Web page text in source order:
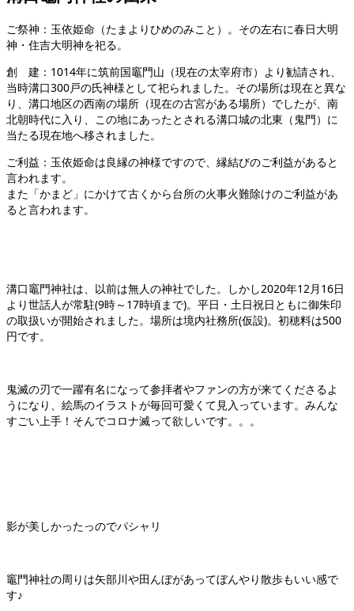
ご祭神：玉依姫命（たまよりひめのみこと）。その左右に春日大明
神・住吉大明神を祀る。
創 建：1014年に筑前国竈門山（現在の太宰府市）より勧請され、
当時溝口300戸の氏神様として祀られました。その場所は現在と異な
り、溝口地区の西南の場所（現在の古宮がある場所）でしたが、南
北朝時代に入り、この地にあったとされる溝口城の北東（鬼門）に
当たる現在地へ移されました。
ご利益：玉依姫命は良縁の神様ですので、縁結びのご利益があると
言われます。
また「かまど」にかけて古くから台所の火事火難除けのご利益があ
ると言われます。
溝口竈門神社は、以前は無人の神社でした。しかし2020年12月16日
より世話人が常駐(9時～17時頃まで)。平日・土日祝日ともに御朱印
の取扱いが開始されました。場所は境内社務所(仮設)。初穂料は500
円です。
鬼滅の刃で一躍有名になって参拝者やファンの方が来てくださるよ
うになり、絵馬のイラストが毎回可愛くて見入っています。みんな
すごい上手！そんでコロナ滅って欲しいです。。。
影が美しかったっのでパシャリ
竈門神社の周りは矢部川や田んぼがあってぼんやり散歩もいい感で
す♪